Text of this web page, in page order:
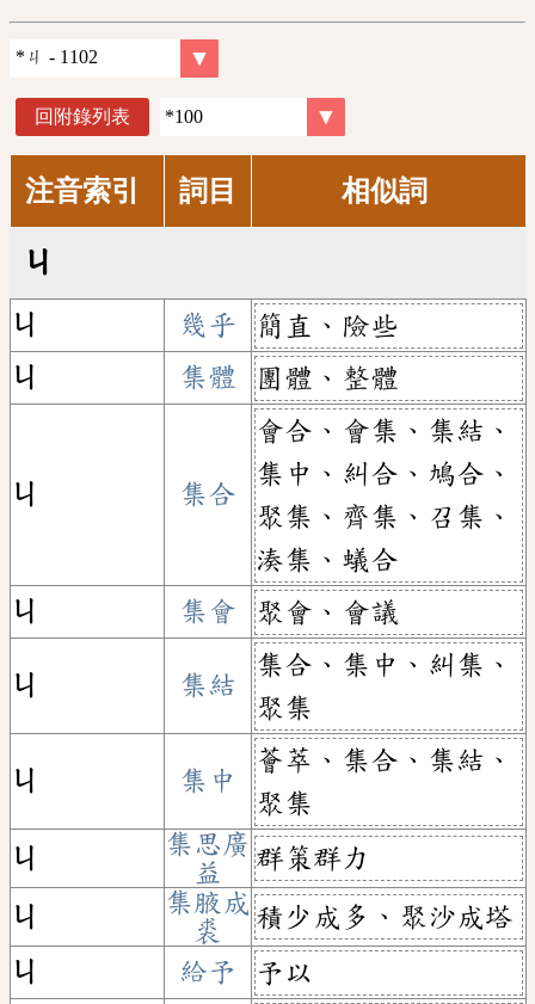
回附錄列表
注音索引 詞目 相似詞
ㄐ
ㄐ 幾乎
簡直、險些
ㄐ
集體 團體、整體
ㄐ 集合
會合、會集、集結、
集中、糾合、鳩合、
聚集、齊集、召集、
湊集、蟻合
ㄐ
集會 聚會、會議
ㄐ 集結
集合、集中、糾集、
聚集
ㄐ 集中
薈萃、集合、集結、
聚集
ㄐ
集思廣
益
群策群力
ㄐ
集腋成
裘
積少成多、聚沙成塔
ㄐ
給予
予以